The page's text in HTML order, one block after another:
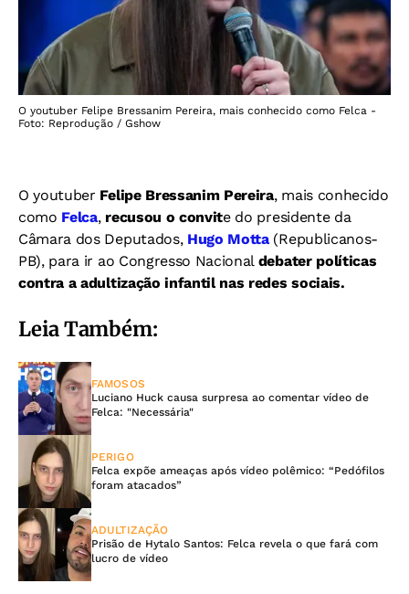
O youtuber Felipe Bressanim Pereira, mais conhecido como Felca -
Foto: Reprodução / Gshow
O youtuber Felipe Bressanim Pereira, mais conhecido
como Felca, recusou o convite do presidente da
Câmara dos Deputados, Hugo Motta(Republicanos-
PB), para ir ao Congresso Nacional debater políticas
contra a adultização infantil nas redes sociais.
Leia Também:
FAMOSOS
Luciano Huck causa surpresa ao comentar vídeo de
Felca: "Necessária"
PERIGO
Felca expõe ameaças após vídeo polêmico: “Pedófilos
foram atacados”
ADULTIZAÇÃO
Prisão de Hytalo Santos: Felca revela o que fará com
lucro de vídeo